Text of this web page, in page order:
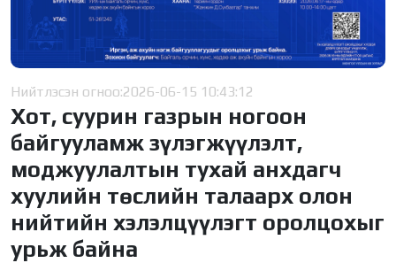
Нийтлэсэн огноо:2026-06-15 10:43:12
Хот, суурин газрын ногоон
байгууламж зүлэгжүүлэлт,
моджуулалтын тухай анхдагч
хуулийн төслийн талаарх олон
нийтийн хэлэлцүүлэгт оролцохыг
урьж байна